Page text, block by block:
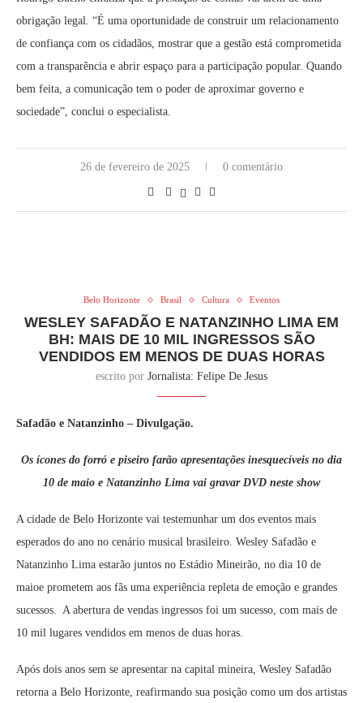
obrigação legal. “É uma oportunidade de construir um relacionamento
de confiança com os cidadãos, mostrar que a gestão está comprometida
com a transparência e abrir espaço para a participação popular. Quando
bem feita, a comunicação tem o poder de aproximar governo e
sociedade”, conclui o especialista.
26 de fevereiro de 2025 0 comentário
Belo Horizonte Brasil Cultura Eventos
WESLEY SAFADÃO E NATANZINHO LIMA EM
BH: MAIS DE 10 MIL INGRESSOS SÃO
VENDIDOS EM MENOS DE DUAS HORAS
escrito por Jornalista: Felipe De Jesus
Safadão e Natanzinho – Divulgação.
Os ícones do forró e piseiro farão apresentações inesquecíveis no dia
10 de maio e Natanzinho Lima vai gravar DVD neste show
A cidade de Belo Horizonte vai testemunhar um dos eventos mais
esperados do ano no cenário musical brasileiro. Wesley Safadão e
Natanzinho Lima estarão juntos no Estádio Mineirão, no dia 10 de
maioe prometem aos fãs uma experiência repleta de emoção e grandes
sucessos. A abertura de vendas ingressos foi um sucesso, com mais de
10 mil lugares vendidos em menos de duas horas.
Após dois anos sem se apresentar na capital mineira, Wesley Safadão
retorna a Belo Horizonte, reafirmando sua posição como um dos artistas